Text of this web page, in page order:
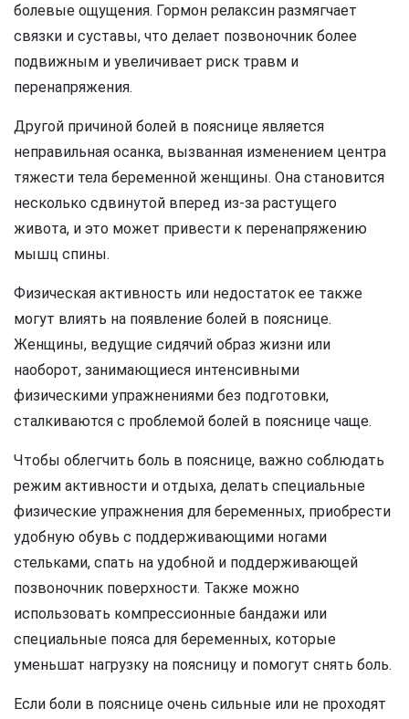
болевые ощущения. Гормон релаксин размягчает
связки и суставы, что делает позвоночник более
подвижным и увеличивает риск травм и
перенапряжения.
Другой причиной болей в пояснице является
неправильная осанка, вызванная изменением центра
тяжести тела беременной женщины. Она становится
несколько сдвинутой вперед из-за растущего
живота, и это может привести к перенапряжению
мышц спины.
Физическая активность или недостаток ее также
могут влиять на появление болей в пояснице.
Женщины, ведущие сидячий образ жизни или
наоборот, занимающиеся интенсивными
физическими упражнениями без подготовки,
сталкиваются с проблемой болей в пояснице чаще.
Чтобы облегчить боль в пояснице, важно соблюдать
режим активности и отдыха, делать специальные
физические упражнения для беременных, приобрести
удобную обувь с поддерживающими ногами
стельками, спать на удобной и поддерживающей
позвоночник поверхности. Также можно
использовать компрессионные бандажи или
специальные пояса для беременных, которые
уменьшат нагрузку на поясницу и помогут снять боль.
Если боли в пояснице очень сильные или не проходят